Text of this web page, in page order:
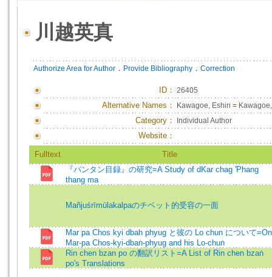
川越英真
Authorize Area for Author ． Provide Bibliography ． Correction
ID ： 26405
Alternative Names： Kawagoe, Eshin =
Category： Individual Author
Website：
Fulltext
Title
『パンタン目録』の研究=A Study of dKar chag 'Phang
thang ma
Mañjuśrīmūlakalpaのチベット的受容の一面
Mar pa Chos kyi dbah phyug と彼の Lo chun について=On
Mar-pa Chos-kyi-dbaṅ-phyug and his Lo-chuṅ
Rin chen bzan po の翻訳リスト=A List of Rin chen bzaṅ
po's Translations